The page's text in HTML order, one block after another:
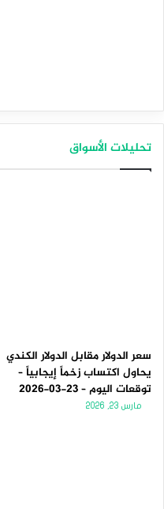
تحليلات الأسواق
سعر الدولار مقابل الدولار الكندي
يحاول اكتساب زخماً إيجابياً –
توقعات اليوم – 23-03-2026
مارس 23, 2026